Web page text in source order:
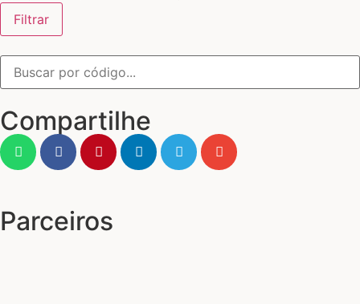
Filtrar
Compartilhe
Parceiros